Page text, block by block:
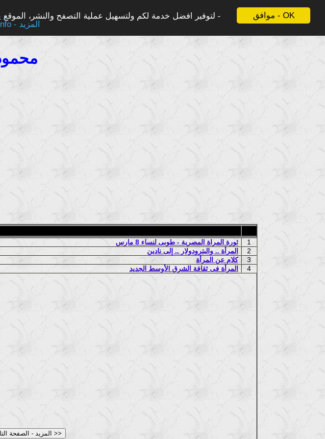
موافق - OK
لتوفير افضل خدمة لكم ولتسهيل عملية التصفح والنشر،
More info - المزيد
ثورة المراة المصرية - طوبى لنساء 8 مارس
1
المرأة .. والبترودولار .. إلى نادين
2
كلام عن المرأة
3
المرأة فى ثقافة الشرق الأوسط الجديد 4